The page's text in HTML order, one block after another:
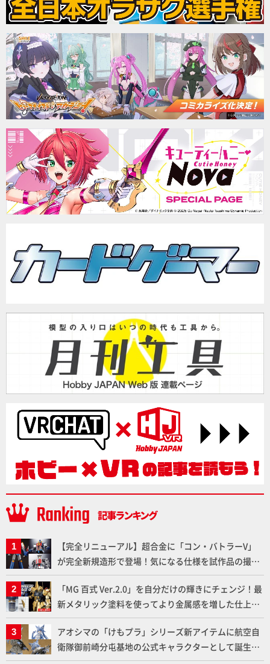
【完全リニューアル】超合金に「コン・バトラーV」
が完全新規造形で登場！気になる仕様を試作品の撮り
下ろしでご紹介!!さらに「大鉄人17」＆「ワンエイ
ト」セット情報もお届け！【超合金の魂】
「MG 百式 Ver.2.0」を自分だけの輝きにチェンジ！最
新メタリック塗料を使ってより金属感を増した仕上が
りに!!【試し読み】
アオシマの「けもプラ」シリーズ新アイテムに航空自
衛隊御前崎分屯基地の公式キャラクターとして誕生し
た「おまねこ」が着任！けもプラ公式サイト限定版と